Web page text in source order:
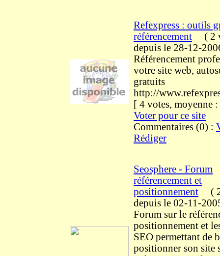
Refexpress : outils
référencement ( 2
depuis le 28-12-
Référencement
votre site web,
gratuits
http://
[ 4 votes,
Voter pour ce site
Commentaires (0) :
Rédiger
Seosphere - Forum
référencement et
positionnement (
depuis le 02-11-
Forum sur le
positionnement et
SEO permettant de
positionner son site